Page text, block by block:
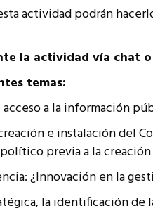
actividad podrán
la actividad vía chat
temas:
a la información
e instalación del
previa a la
¿Innovación en la
la identificación